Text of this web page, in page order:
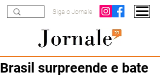
Siga o Jornale
Brasil surpreende e bate